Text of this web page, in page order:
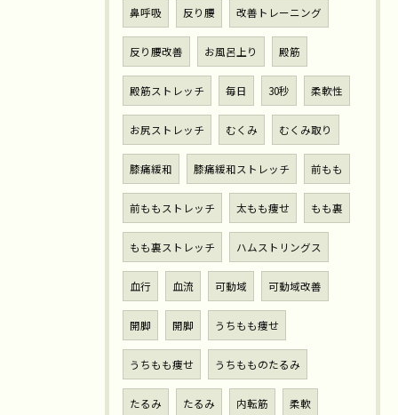
鼻呼吸 反り腰 改善トレーニング
反り腰改善 お風呂上り 殿筋
殿筋ストレッチ 毎日 30秒 柔軟性
お尻ストレッチ むくみ むくみ取り
膝痛緩和 膝痛緩和ストレッチ 前もも
前ももストレッチ 太もも痩せ もも裏
もも裏ストレッチ ハムストリングス
血行 血流 可動域 可動域改善
開脚 開脚 うちもも痩せ
うちもも痩せ うちもものたるみ
たるみ たるみ 内転筋 柔軟